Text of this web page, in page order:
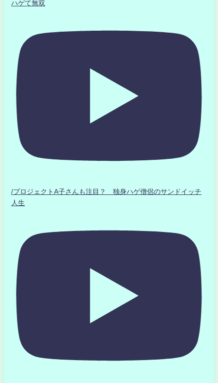
ハゲて無双
/プロジェクトA子さんも注目？ 独身ハゲ僧侶のサンドイッチ
人生